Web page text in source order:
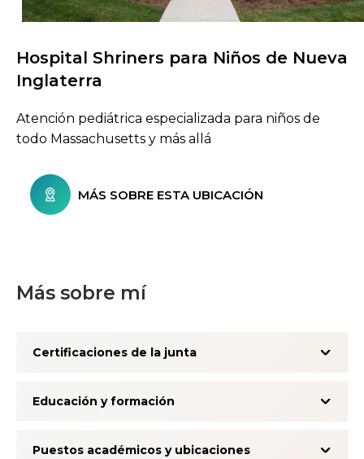
Buscar centros de atención
Hospital Shriners para Niños de Nueva
Inglaterra
Atención pediátrica especializada para niños de
todo Massachusetts y más allá
MÁS SOBRE ESTA UBICACIÓN
Más sobre mí
Certificaciones de la junta
Educación y formación
Puestos académicos y ubicaciones